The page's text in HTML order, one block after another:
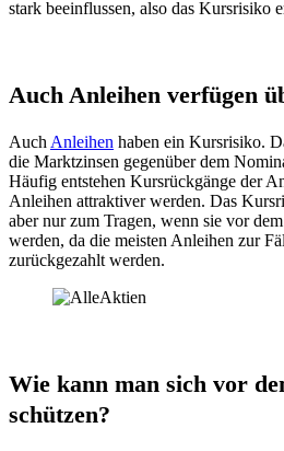
stark beeinflussen, also das Kursrisiko
Auch Anleihen verfügen
Auch Anleihen haben ein Kursrisiko.
die Marktzinsen gegenüber dem
Häufig entstehen Kursrückgänge der
Anleihen attraktiver werden. Das
aber nur zum Tragen, wenn sie vor
werden, da die meisten Anleihen zur
zurückgezahlt werden.
Wie kann man sich vor
schützen?